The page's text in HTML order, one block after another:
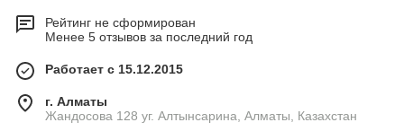
Рейтинг не сформирован
Менее 5 отзывов за последний год
Работает с 15.12.2015
г. Алматы
Жандосова 128 уг. Алтынсарина, Алматы, Казахстан